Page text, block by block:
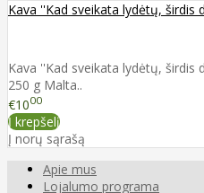
Kava ''Kad sveikata lydėtų, širdis
Kava ''Kad sveikata lydėtų, širdis
250 g Malta..
€1000
Į krepšelį
Į norų sąrašą
Apie mus
Lojalumo programa